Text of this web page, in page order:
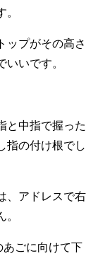
ップがその高さ
いです。
と中指で握った
指の付け根でし
、アドレスで右
ごに向けて下